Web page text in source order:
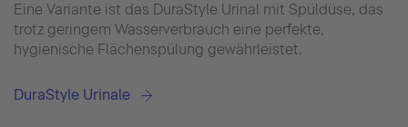
Eine Variante ist das DuraStyle Urinal mit Spüldüse, das
trotz geringem Wasserverbrauch eine perfekte,
hygienische Flächenspülung gewährleistet.
DuraStyle Urinale